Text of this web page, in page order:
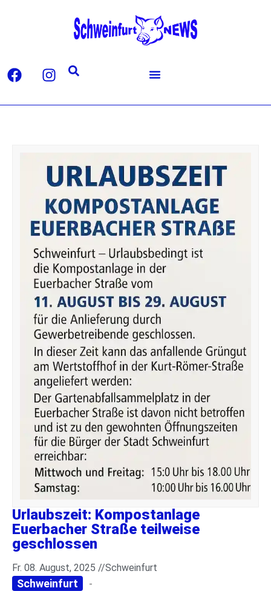
Urlaubszeit: Kompostanlage
Euerbacher Straße teilweise
geschlossen
Fr. 08. August, 2025 //Schweinfurt
Schweinfurt
-